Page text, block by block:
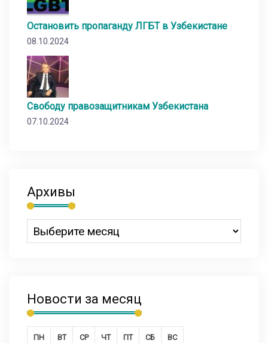
Остановить пропаганду ЛГБТ в Узбекистане
08.10.2024
Свободу правозащитникам Узбекистана
07.10.2024
Архивы
Новости за месяц
ПН ВТ СР ЧТ ПТ СБ ВС